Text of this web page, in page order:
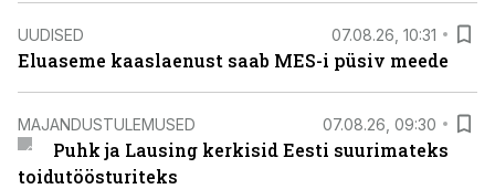
UUDISED 07.08.26, 10:31
Eluaseme kaaslaenust saab MES-i püsiv meede
MAJANDUSTULEMUSED 07.08.26, 09:30
Puhk ja Lausing kerkisid Eesti suurimateks
toidutöösturiteks